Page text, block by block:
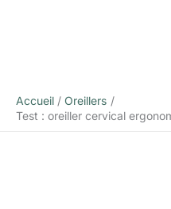
Accueil
Oreillers
Test : oreiller cervical